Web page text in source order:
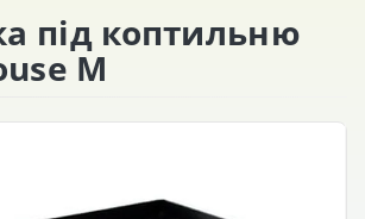
під коптильню
M